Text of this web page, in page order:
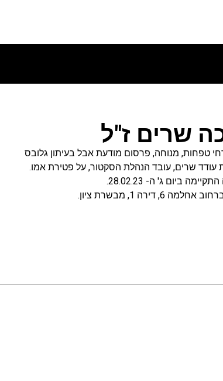
שרים ז"ל
טפחות, מנוחה, פרסום מודעת אבל בעיתון גלובס
שרים, עובד הנהלת הסקטור, על פטירת אמו.
ביום ג' ה- 28.02.23.
6, דירה 1, מבשרת ציון.